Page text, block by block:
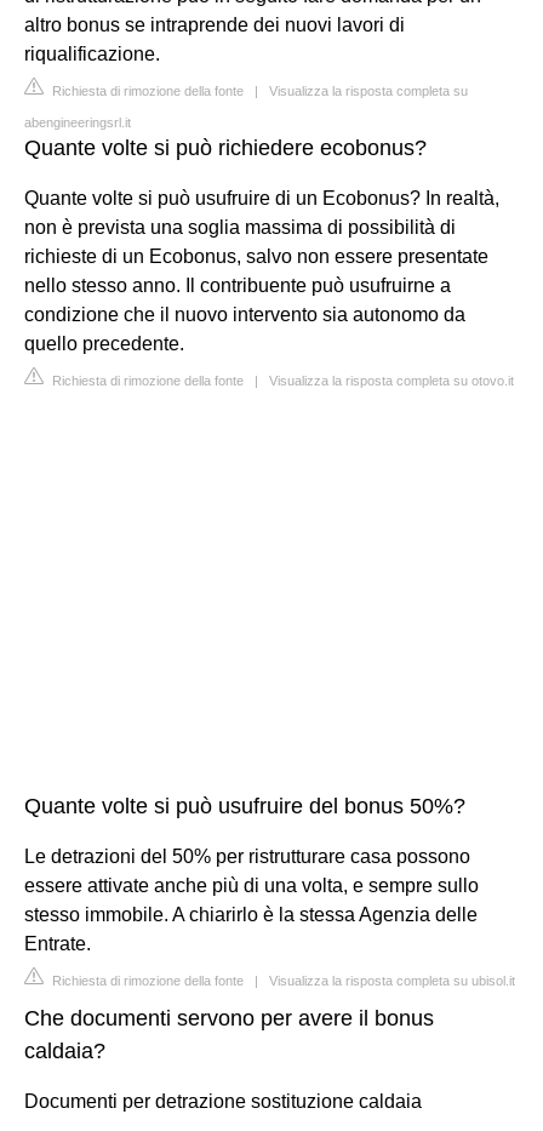
altro bonus se intraprende dei nuovi lavori di
riqualificazione.
Richiesta di rimozione della fonte | Visualizza la risposta completa su
abengineeringsrl.it
Quante volte si può richiedere ecobonus?
Quante volte si può usufruire di un Ecobonus? In realtà,
non è prevista una soglia massima di possibilità di
richieste di un Ecobonus, salvo non essere presentate
nello stesso anno. Il contribuente può usufruirne a
condizione che il nuovo intervento sia autonomo da
quello precedente.
Richiesta di rimozione della fonte | Visualizza la risposta completa su otovo.it
Quante volte si può usufruire del bonus 50%?
Le detrazioni del 50% per ristrutturare casa possono
essere attivate anche più di una volta, e sempre sullo
stesso immobile. A chiarirlo è la stessa Agenzia delle
Entrate.
Richiesta di rimozione della fonte | Visualizza la risposta completa su ubisol.it
Che documenti servono per avere il bonus
caldaia?
Documenti per detrazione sostituzione caldaia